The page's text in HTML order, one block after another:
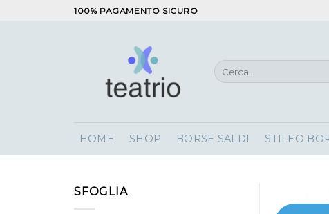
100% PAGAMENTO SICURO
Cerca:
HOME SHOP BORSE SALDI STILEO
SFOGLIA